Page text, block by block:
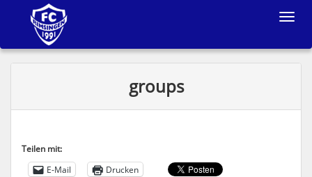
Toggle
groups
Teilen mit:
E-Mail
Drucken